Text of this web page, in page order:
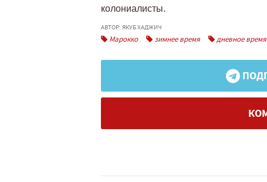
колониалисты.
АВТОР: ЯКУБ ХАДЖИЧ
Марокко зимнее время дневное время